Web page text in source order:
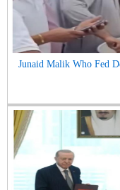
Junaid Malik Who Fed